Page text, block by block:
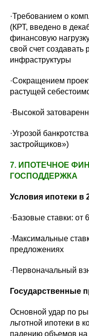
·Требованием о
(КРТ, введено в
финансовую
свой счет
инфраструктуры
·Сокращением
растущей
·Высокой
·Угрозой
застройщиков»)
7. ИПОТЕЧНОЕ
ГОСПОДДЕРЖКА
Условия ипотеки в
·Базовые ставки: от
·Максимальные
предложениях
·Первоначальный
Государственные
Основной удар по
льготной ипотеки в
падению объемов